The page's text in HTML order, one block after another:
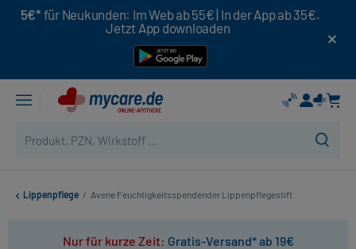
5€* für Neukunden: Im Web ab 55€ | In der App ab 35€.
Jetzt App downloaden
Lippenpflege / Avene Feuchtigkeitsspendender Lippenpflegestift
Nur für kurze Zeit: Gratis-Versand* ab 19€